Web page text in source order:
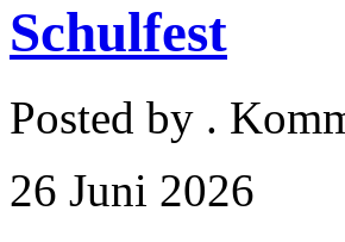
Schulfest
Posted by .
26 Juni 2026